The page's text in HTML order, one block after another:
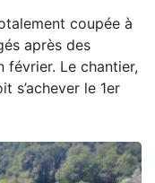
coupée à
après des
février. Le chantier,
s’achever le 1er